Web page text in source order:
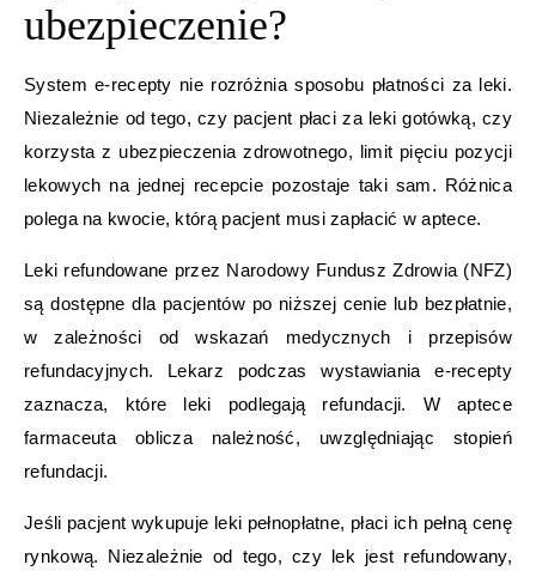
ubezpieczenie?
System e-recepty nie rozróżnia sposobu płatności za leki.
Niezależnie od tego, czy pacjent płaci za leki gotówką, czy
korzysta z ubezpieczenia zdrowotnego, limit pięciu pozycji
lekowych na jednej recepcie pozostaje taki sam. Różnica
polega na kwocie, którą pacjent musi zapłacić w aptece.
Leki refundowane przez Narodowy Fundusz Zdrowia (NFZ)
są dostępne dla pacjentów po niższej cenie lub bezpłatnie,
w zależności od wskazań medycznych i przepisów
refundacyjnych. Lekarz podczas wystawiania e-recepty
zaznacza, które leki podlegają refundacji. W aptece
farmaceuta oblicza należność, uwzględniając stopień
refundacji.
Jeśli pacjent wykupuje leki pełnopłatne, płaci ich pełną cenę
rynkową. Niezależnie od tego, czy lek jest refundowany,